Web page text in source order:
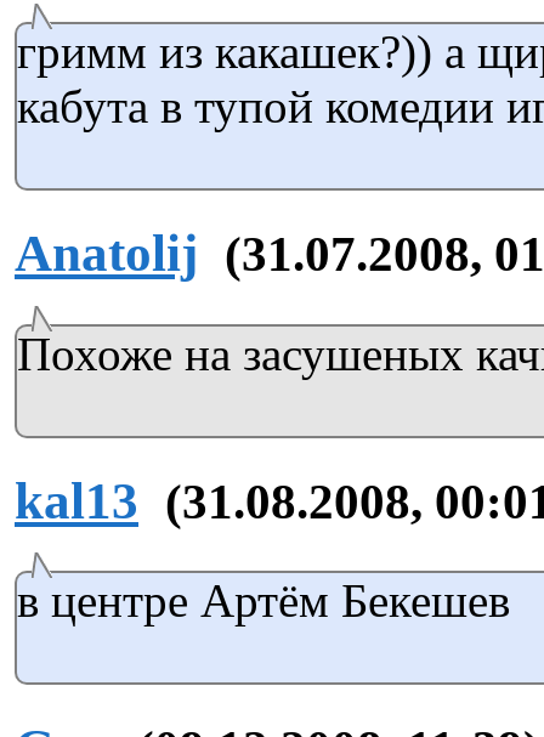
гримм из какашек?)) а
кабута в тупой комедии
Anatolij (31.07.2008,
Похоже на засушеных
kal13 (31.08.2008,
в центре Артём Бекешев